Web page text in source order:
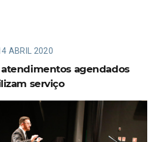
ABRIL 2020
atendimentos agendados
serviço